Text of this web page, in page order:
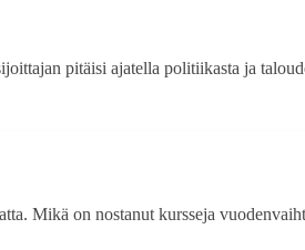
pitäisi ajatella politiikasta ja
Mikä on nostanut kursseja